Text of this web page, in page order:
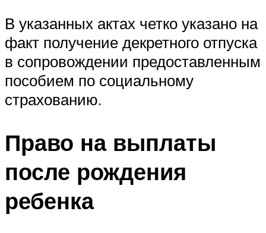
В указанных актах четко указано на
факт получение декретного отпуска
в сопровождении предоставленным
пособием по социальному
страхованию.
Право на выплаты
после рождения
ребенка